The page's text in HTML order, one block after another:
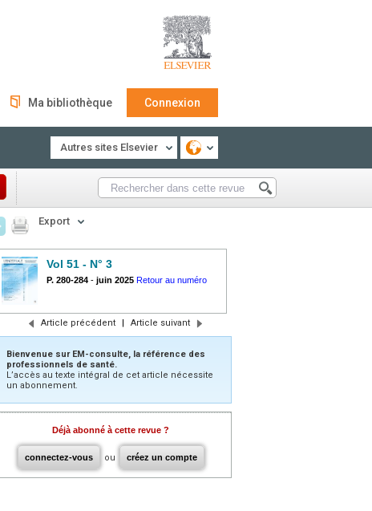
Ma bibliothèque Connexion
Autres sites Elsevier
Export
Vol 51 - N° 3
P. 280-284 - juin 2025 Retour au numéro
Article précédent | Article suivant
Bienvenue sur EM-consulte, la référence des
professionnels de santé.
L’accès au texte intégral de cet article nécessite
un abonnement.
Déjà abonné à cette revue ?
connectez-vous ou créez un compte